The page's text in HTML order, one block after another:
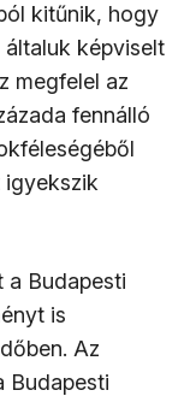
kitűnik, hogy
képviselt
megfelel az
fennálló
igyekszik
Budapesti
is
Az
Budapesti